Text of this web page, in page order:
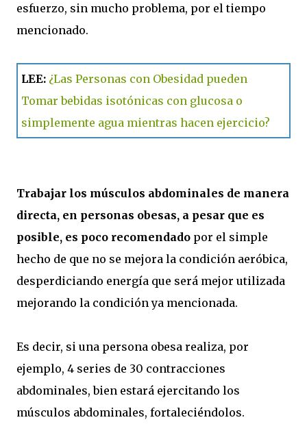
esfuerzo, sin mucho problema, por el tiempo
mencionado.
LEE: ¿Las Personas con Obesidad pueden
Tomar bebidas isotónicas con glucosa o
simplemente agua mientras hacen ejercicio?
Trabajar los músculos abdominales de manera
directa, en personas obesas, a pesar que es
posible, es poco recomendado por el simple
hecho de que no se mejora la condición aeróbica,
desperdiciando energía que será mejor utilizada
mejorando la condición ya mencionada.
Es decir, si una persona obesa realiza, por
ejemplo, 4 series de 30 contracciones
abdominales, bien estará ejercitando los
músculos abdominales, fortaleciéndolos.